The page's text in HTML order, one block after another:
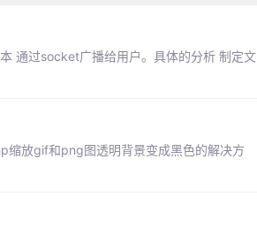
通过socket广播给用户。具体的分析 制定文
缩放gif和png图透明背景变成黑色的解决方